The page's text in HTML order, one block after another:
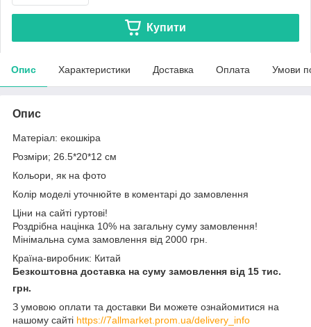
Купити
Опис Характеристики Доставка Оплата Умови
Опис
Матеріал: екошкіра
Розміри; 26.5*20*12 см
Кольори, як на фото
Колір моделі уточнюйте в коментарі до замовлення
Ціни на сайті гуртові!
Роздрібна націнка 10% на загальну суму замовлення!
Мінімальна сума замовлення від 2000 грн.
Країна-виробник: Китай
Безкоштовна доставка на суму замовлення від 15 тис.
грн.
З умовою оплати та доставки Ви можете ознайомитися на
нашому сайті https://7allmarket.prom.ua/delivery_info